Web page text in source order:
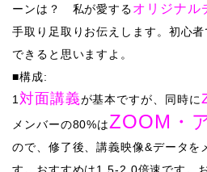
ーンは？ 私が愛するオリジナル
手取り足取りお伝えします。初心
できると思いますよ。
■構成:
1 対面講義が基本ですが、同時に
メンバーの80%はZOOM・
ので、修了後、講義映像&データを
す。おすすめは1.5-2.0倍速です。